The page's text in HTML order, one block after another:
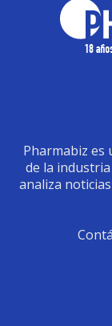
Pharmabiz es
de la
analiza